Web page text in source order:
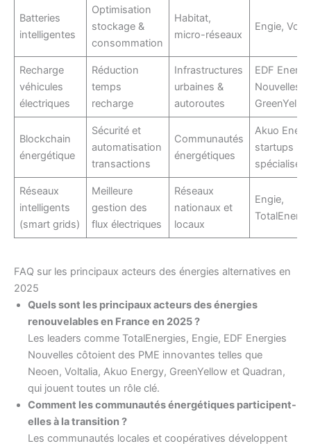
Batteries
intelligentes
Optimisation
stockage &
consommation
Habitat,
micro-réseaux
Engie,
Recharge
véhicules
électriques
Réduction
temps
recharge
Infrastructures
urbaines &
autoroutes
EDF
Nouvelles,
Blockchain
énergétique
Sécurité et
automatisation
transactions
Communautés
énergétiques
Akuo
startups
Réseaux
intelligents
(smart grids)
Meilleure
gestion des
flux électriques
Réseaux
nationaux et
locaux
Engie,
FAQ sur les principaux acteurs des énergies alternatives en
2025
Quels sont les principaux acteurs des énergies
renouvelables en France en 2025 ?
Les leaders comme TotalEnergies, Engie, EDF Energies
Nouvelles côtoient des PME innovantes telles que
Neoen, Voltalia, Akuo Energy, GreenYellow et Quadran,
qui jouent toutes un rôle clé.
Comment les communautés énergétiques participent-
elles à la transition ?
Les communautés locales et coopératives développent